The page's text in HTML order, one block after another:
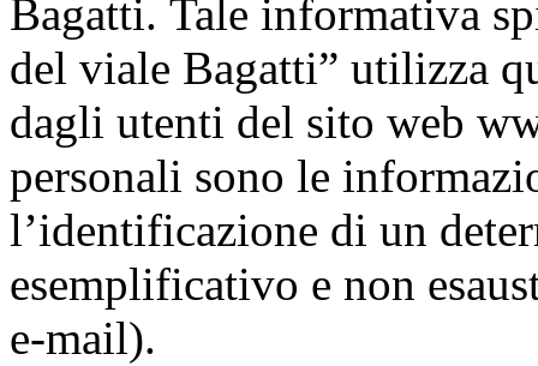
Bagatti. Tale informativa
del viale Bagatti” utilizza
dagli utenti del sito web
personali sono le
l’identificazione di un
esemplificativo e non
e-mail).